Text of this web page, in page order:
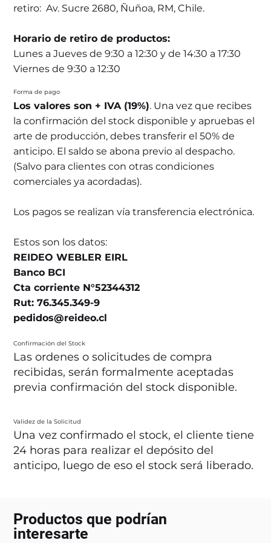
retiro: Av. Sucre 2680, Ñuñoa, RM, Chile.
Horario de retiro de productos:
Lunes a Jueves de 9:30 a 12:30 y de 14:30 a 17:30
Viernes de 9:30 a 12:30
Forma de pago
Los valores son + IVA (19%). Una vez que recibes
la confirmación del stock disponible y apruebas el
arte de producción, debes transferir el 50% de
anticipo. El saldo se abona previo al despacho.
(Salvo para clientes con otras condiciones
comerciales ya acordadas).
Los pagos se realizan vía transferencia electrónica.
Estos son los datos:
REIDEO WEBLER EIRL
Banco BCI
Cta corriente N°52344312
Rut: 76.345.349-9
pedidos@reideo.cl
Confirmación del Stock
Las ordenes o solicitudes de compra
recibidas, serán formalmente aceptadas
previa confirmación del stock disponible.
Validez de la Solicitud
Una vez confirmado el stock, el cliente tiene
24 horas para realizar el depósito del
anticipo, luego de eso el stock será liberado.
Productos que podrían
interesarte